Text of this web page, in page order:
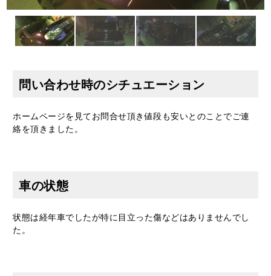
問い合わせ時のシチュエーション
ホームページを見てお問合せ頂き値段も安いとのことでご連
絡を頂きました。
車の状態
状態は経年車でしたが特に目立った傷などはありませんでし
た。